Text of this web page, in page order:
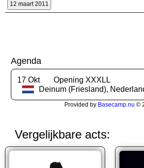
12 maart 2011
Agenda
17 Okt
Opening XXXLL
Deinum (Friesland),
Provided by Basecamp.nu ©
Vergelijkbare acts: